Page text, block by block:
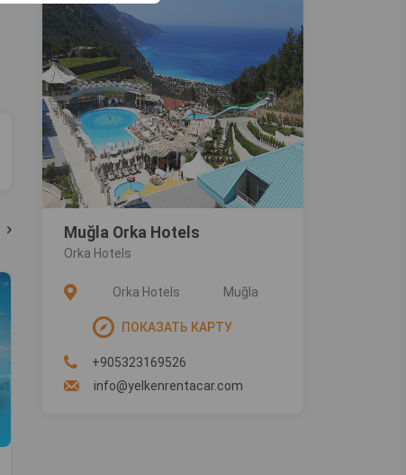
Фетхие Прокат автомобилей
Muğla Orka Hotels
Orka Hotels
Orka Hotels Muğla
ПОКАЗАТЬ КАРТУ
+905323169526
info@yelkenrentacar.com